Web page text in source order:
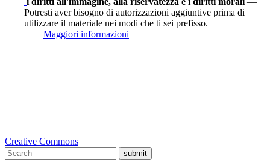
Potresti aver bisogno di autorizzazioni aggiuntive prima di
utilizzare il materiale nei modi che ti sei prefisso.
Maggiori informazioni
Creative Commons
submit